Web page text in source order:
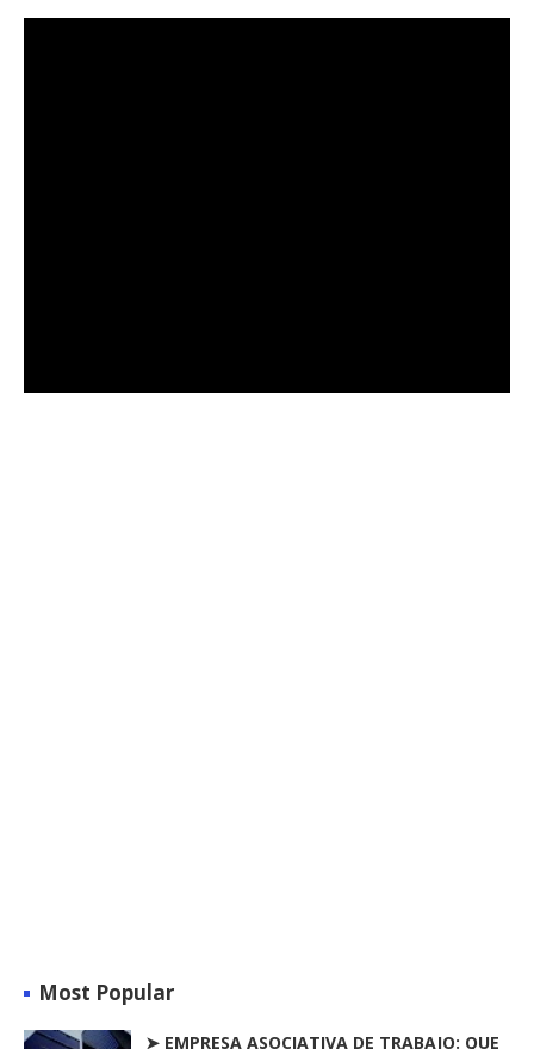
Most Popular
➤ EMPRESA ASOCIATIVA DE TRABAJO: QUE